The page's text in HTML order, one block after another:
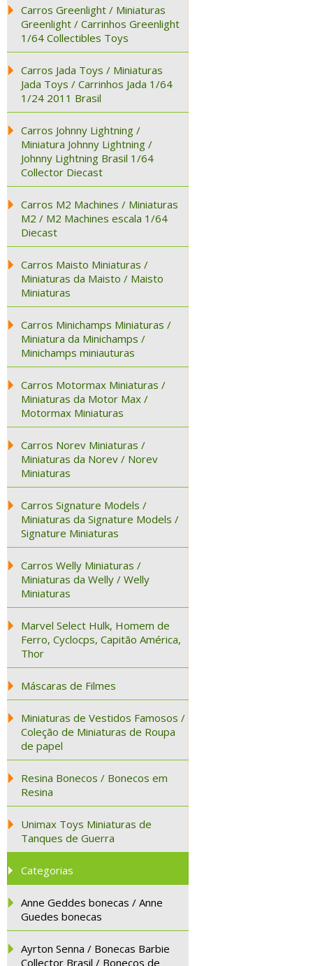
Carros Greenlight / Miniaturas
Greenlight / Carrinhos Greenlight
1/64 Collectibles Toys
Carros Jada Toys / Miniaturas
Jada Toys / Carrinhos Jada 1/64
1/24 2011 Brasil
Carros Johnny Lightning /
Miniatura Johnny Lightning /
Johnny Lightning Brasil 1/64
Collector Diecast
Carros M2 Machines / Miniaturas
M2 / M2 Machines escala 1/64
Diecast
Carros Maisto Miniaturas /
Miniaturas da Maisto / Maisto
Miniaturas
Carros Minichamps Miniaturas /
Miniatura da Minichamps /
Minichamps miniauturas
Carros Motormax Miniaturas /
Miniaturas da Motor Max /
Motormax Miniaturas
Carros Norev Miniaturas /
Miniaturas da Norev / Norev
Miniaturas
Carros Signature Models /
Miniaturas da Signature Models /
Signature Miniaturas
Carros Welly Miniaturas /
Miniaturas da Welly / Welly
Miniaturas
Marvel Select Hulk, Homem de
Ferro, Cyclocps, Capitão América,
Thor
Máscaras de Filmes
Miniaturas de Vestidos Famosos /
Coleção de Miniaturas de Roupa
de papel
Resina Bonecos / Bonecos em
Resina
Unimax Toys Miniaturas de
Tanques de Guerra
Categorias
Anne Geddes bonecas / Anne
Guedes bonecas
Ayrton Senna / Bonecas Barbie
Collector Brasil / Bonecos de